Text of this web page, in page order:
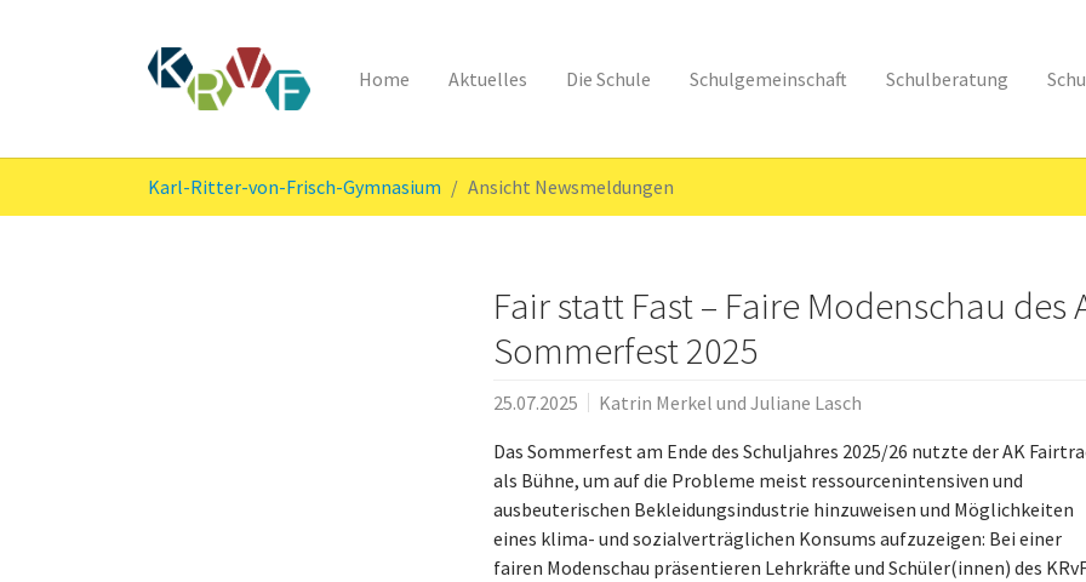
Home Aktuelles Die Schule Schulgemeinschaft Schulberatung
Karl-Ritter-von-Frisch-Gymnasium Ansicht Newsmeldungen
Fair statt Fast – Faire Modenschau des
Sommerfest 2025
25.07.2025
Katrin Merkel und Juliane Lasch
Das Sommerfest am Ende des Schuljahres 2025/26 nutzte der AK
als Bühne, um auf die Probleme meist ressourcenintensiven und
ausbeuterischen Bekleidungsindustrie hinzuweisen und Möglichkeiten
eines klima- und sozialverträglichen Konsums aufzuzeigen: Bei einer
fairen Modenschau präsentieren Lehrkräfte und Schüler(innen) des